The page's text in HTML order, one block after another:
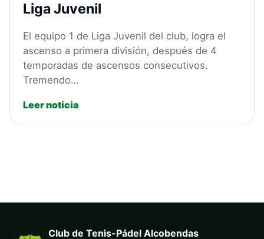
Liga Juvenil
El equipo 1 de Liga Juvenil del club, logra el
ascenso a primera división, después de 4
temporadas de ascensos consecutivos.
Tremendo…
Leer noticia
Club de Tenis-Pádel Alcobendas